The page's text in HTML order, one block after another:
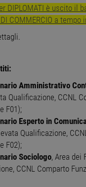
DIPLOMATI è uscito il
COMMERCIO a
Amministrativo
Qualificazione, CCNL
F01);
Esperto in
Qualificazione,
F02);
Sociologo, Area dei
CCNL Comparto